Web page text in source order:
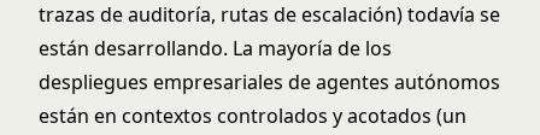
trazas de auditoría, rutas de escalación) todavía se
están desarrollando. La mayoría de los
despliegues empresariales de agentes autónomos
están en contextos controlados y acotados (un